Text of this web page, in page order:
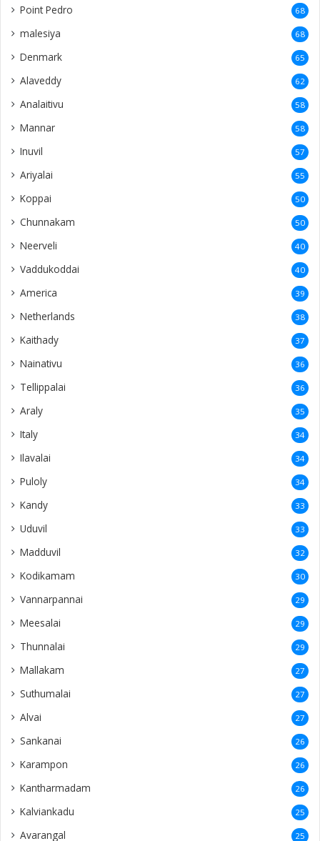
Point Pedro 68
malesiya 68
Denmark 65
Alaveddy 62
Analaitivu 58
Mannar 58
Inuvil 57
Ariyalai 55
Koppai 50
Chunnakam 50
Neerveli 40
Vaddukoddai 40
America 39
Netherlands 38
Kaithady 37
Nainativu 36
Tellippalai 36
Araly 35
Italy 34
Ilavalai 34
Puloly 34
Kandy 33
Uduvil 33
Madduvil 32
Kodikamam 30
Vannarpannai 29
Meesalai 29
Thunnalai 29
Mallakam 27
Suthumalai 27
Alvai 27
Sankanai 26
Karampon 26
Kantharmadam 26
Kalviankadu 25
Avarangal 25